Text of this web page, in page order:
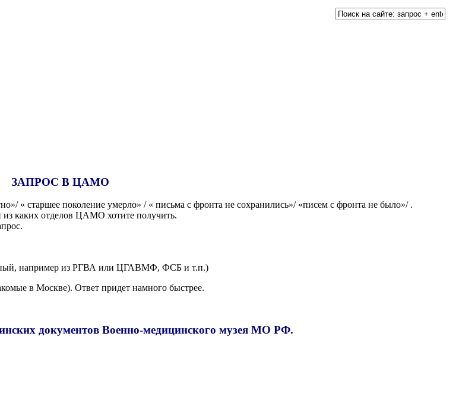
ЗАПРОС В ЦАМО
« старшее поколение умерло» / « письма с фронта не сохранились»/ «писем с фронта не было»/ .
каких отделов ЦАМО хотите получить.
например из РГВА или ЦГАВМФ, ФСБ и т.п.)
в Москве). Ответ придет намного быстрее.
документов Военно-медицинского музея МО РФ.